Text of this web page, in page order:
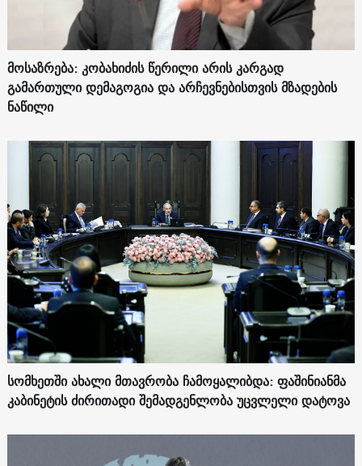
მოსაზრება: კობახიძის წერილი არის კარგად
გამართული დემაგოგია და არჩევნებისთვის მზადების
ნაწილი
სომხეთში ახალი მთავრობა ჩამოყალიბდა: ფაშინიანმა
კაბინეტის ძირითადი შემადგენლობა უცვლელი დატოვა